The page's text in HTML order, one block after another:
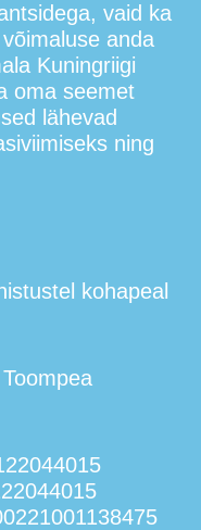
vaid ka
anda
Kuningriigi
oma seemet
lähevad
ning
kohapeal